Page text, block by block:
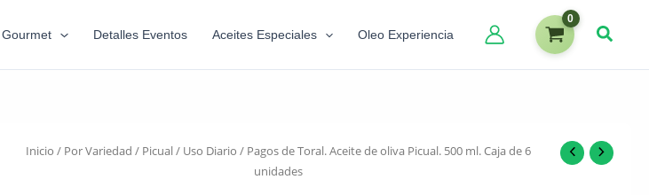
Gourmet Detalles Eventos Aceites Especiales Oleo Experiencia
Inicio / Por Variedad / Picual/ Uso Diario / Pagos de Toral. Aceite de oliva Picual. 500 ml. Caja de 6
unidades